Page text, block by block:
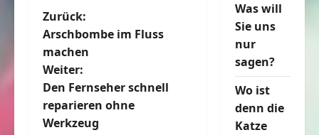
B
e
i
t
Zurück:
Arschbombe im Fluss
machen
Weiter:
Den Fernseher schnell
reparieren ohne
Werkzeug
Was will
Sie uns
nur
sagen?
Wo ist
denn die
Katze